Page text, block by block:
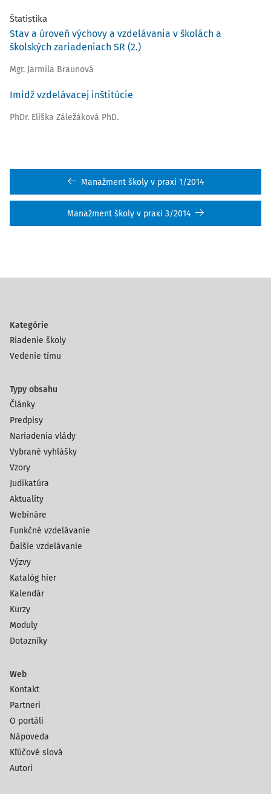
Štatistika
Stav a úroveň výchovy a vzdelávania v školách a
školských zariadeniach SR (2.)
Mgr. Jarmila Braunová
Imidž vzdelávacej inštitúcie
PhDr. Eliška Záležáková PhD.
Manažment školy v praxi 1/2014
Manažment školy v praxi 3/2014
Kategórie
Riadenie školy
Vedenie tímu
Typy obsahu
Články
Predpisy
Nariadenia vlády
Vybrané vyhlášky
Vzory
Judikatúra
Aktuality
Webináre
Funkčné vzdelávanie
Ďalšie vzdelávanie
Výzvy
Katalóg hier
Kalendár
Kurzy
Moduly
Dotazníky
Web
Kontakt
Partneri
O portáli
Nápoveda
Kľúčové slová
Autori